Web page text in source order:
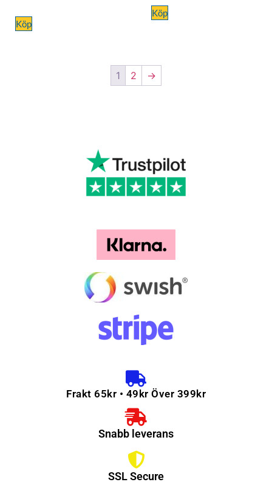
Köp
Köp
1 2 →
Frakt 65kr • 49kr Över 399kr
Snabb leverans
SSL Secure